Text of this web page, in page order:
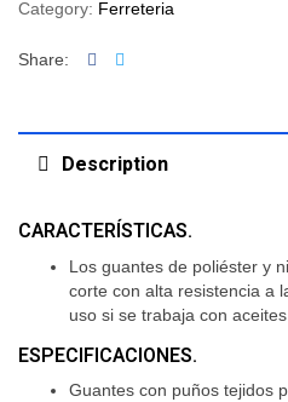
Category: Ferreteria
Share: Facebook
Description
CARACTERÍSTICAS.
Los guantes de poliéster y
corte con alta resistencia a
uso si se trabaja con
ESPECIFICACIONES.
Guantes con puños tejidos